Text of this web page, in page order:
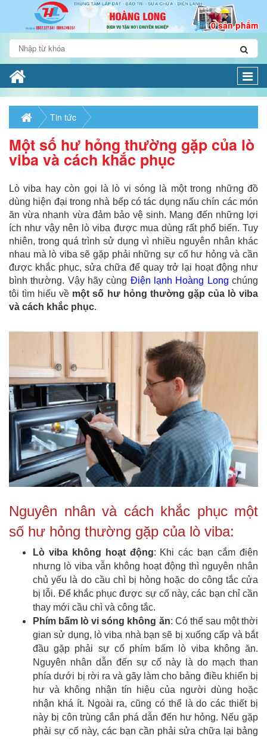
0 sản phẩm
Tin tức
Một số hư hỏng thường gặp của lò
viba và cách khắc phục
Lò viba hay còn gọi là lò vi sóng là một trong những đồ
dùng hiện đại trong nhà bếp có tác dụng nấu chín các món
ăn vừa nhanh vừa đảm bảo vệ sinh. Mang đến những lợi
ích như vậy nên lò viba được mua dùng rất phổ biến. Tuy
nhiên, trong quá trình sử dụng vì nhiều nguyên nhân khác
nhau mà lò viba sẽ gặp phải những sự cố hư hỏng và cần
được khắc phục, sửa chữa để quay trở lại hoạt động như
bình thường. Vậy hãy cùng Điện lạnh Hoàng Long chúng
tôi tìm hiểu về một số hư hỏng thường gặp của lò viba
và cách khắc phục.
Nguyên nhân và cách khắc phục một
số hư hỏng thường gặp của lò viba:
Lò viba không hoạt động: Khi các bạn cắm điện
nhưng lò viba vẫn không hoạt động thì nguyên nhân
chủ yếu là do cầu chì bị hỏng hoặc do công tắc cửa
bị lỗi. Để khắc phục được sự cố này, các bạn chỉ cần
thay mới cầu chì và công tắc.
Phím bấm lò vi sóng không ăn: Có thể sau một thời
gian sử dụng, lò viba nhà bạn sẽ bị xuống cấp và bắt
đầu gặp phải sự cố phím bấm lò viba không ăn.
Nguyên nhân dẫn đến sự cố này là do mạch than
phía dưới bị rời ra và gãy làm cho bảng điều khiển bị
hư và không nhận tín hiệu của người dùng hoặc
nhận khá ít. Ngoài ra, cũng có thể là do các thiết bị
này bị côn trùng cắn phá dẫn đến hư hỏng. Nếu gặp
phải sự cố này, các bạn cần phải sửa chữa lại bảng